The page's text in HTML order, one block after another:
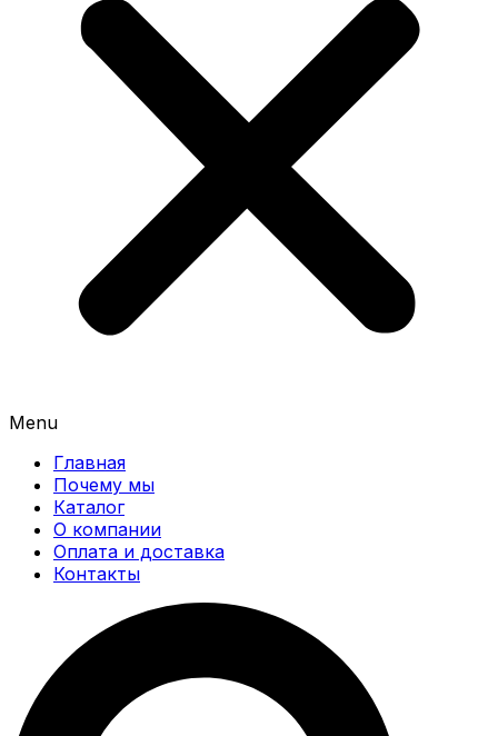
Menu
Главная
Почему мы
Каталог
О компании
Оплата и доставка
Контакты